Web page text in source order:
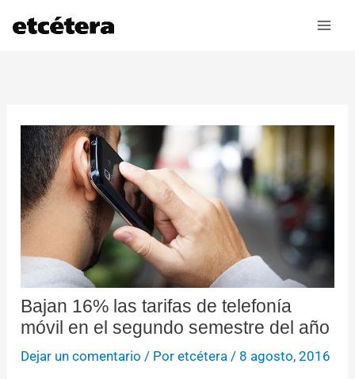
Bajan 16% las tarifas de telefonía
móvil en el segundo semestre del año
Dejar un comentario / Poretcétera / 8 agosto, 2016